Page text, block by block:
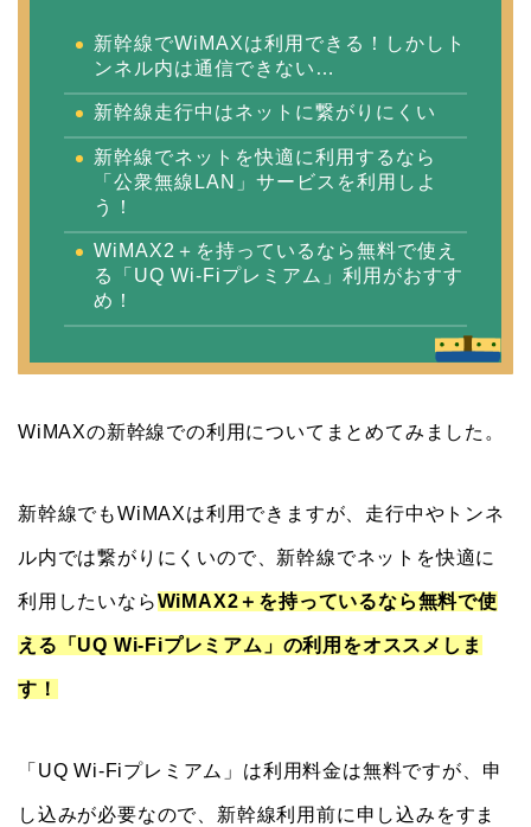
新幹線でWiMAXは利用できる！しかしト
ンネル内は通信できない…
新幹線走行中はネットに繋がりにくい
新幹線でネットを快適に利用するなら
「公衆無線LAN」サービスを利用しよ
う！
WiMAX2＋を持っているなら無料で使え
る「UQ Wi-Fiプレミアム」利用がおすす
め！
WiMAXの新幹線での利用についてまとめてみました。
新幹線でもWiMAXは利用できますが、走行中やトンネ
ル内では繋がりにくいので、新幹線でネットを快適に
利用したいならWiMAX2＋を持っているなら無料で使
える「UQ Wi-Fiプレミアム」の利用をオススメしま
す！
「UQ Wi-Fiプレミアム」は利用料金は無料ですが、申
し込みが必要なので、新幹線利用前に申し込みをすま